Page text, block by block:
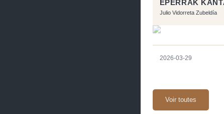
EPERRAK
Julio Vidorreta Zubeldía
2026-03-29
Voir toutes